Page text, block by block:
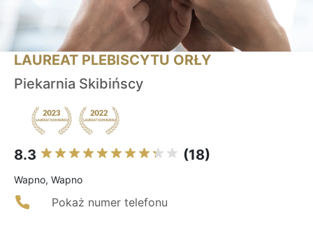
LAUREAT PLEBISCYTU ORŁY
Piekarnia Skibińscy
8.3 (18)
Wapno, Wapno
Pokaż numer telefonu